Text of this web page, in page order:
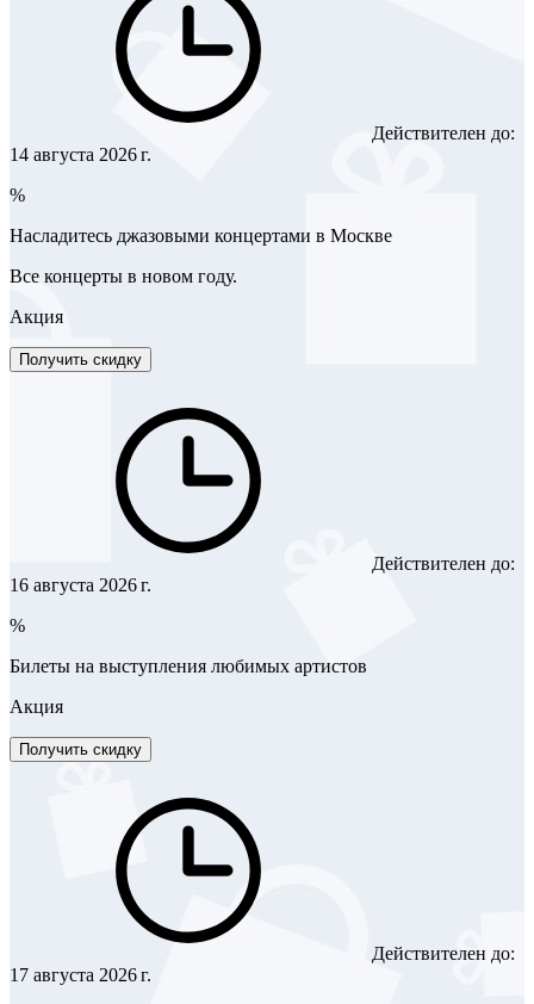
Действителен до:
14 августа 2026 г.
%
Насладитесь джазовыми концертами в Москве
Все концерты в новом году.
Акция
Получить скидку
Действителен до:
16 августа 2026 г.
%
Билеты на выступления любимых артистов
Акция
Получить скидку
Действителен до:
17 августа 2026 г.